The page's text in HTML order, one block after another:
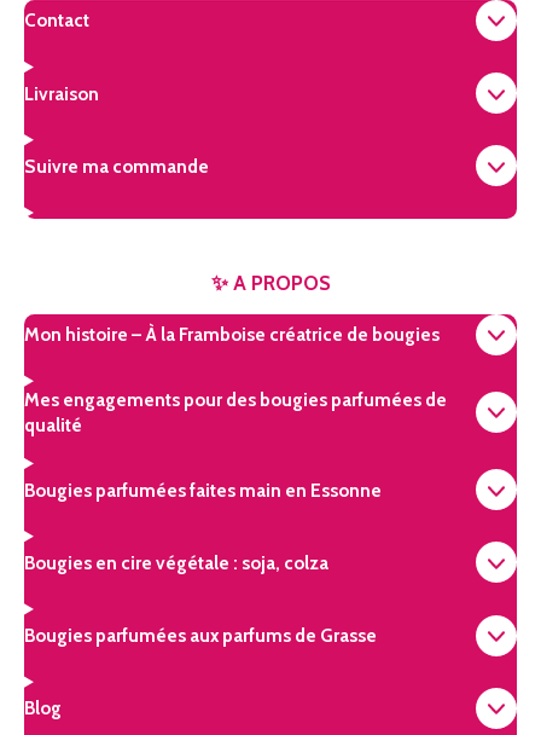
Contact
Livraison
Suivre ma commande
✨ A PROPOS
Mon histoire – À la Framboise créatrice de bougies
Mes engagements pour des bougies parfumées de
qualité
Bougies parfumées faites main en Essonne
Bougies en cire végétale : soja, colza
Bougies parfumées aux parfums de Grasse
Blog